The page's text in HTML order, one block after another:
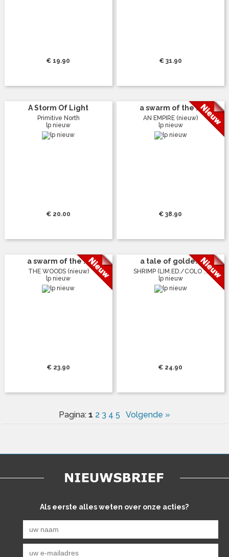
€ 19.90 € 31.90
A Storm Of Light
Primitive North
lp nieuw
€ 20.00
a swarm of the ...
AN EMPIRE (nieuw)
lp nieuw
€ 38.90
a swarm of the ...
THE WOODS (nieuw)
lp nieuw
€ 23.90
a tale of golde...
SHRIMP (LIM.ED./COLO ...
lp nieuw
€ 24.90
Pagina: 1 2 3 4 5 Volgende »
Als eerste alles weten over onze acties?